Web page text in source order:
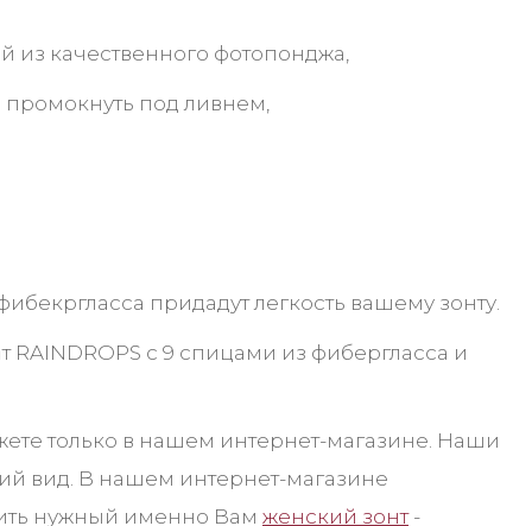
из качественного фотопонджа,
под ливнем,
придадут легкость вашему зонту.
с 9 спицами из фибергласса и
только в нашем интернет-магазине. Наши
вид. В нашем интернет-магазине
нужный именно Вам женский зонт-